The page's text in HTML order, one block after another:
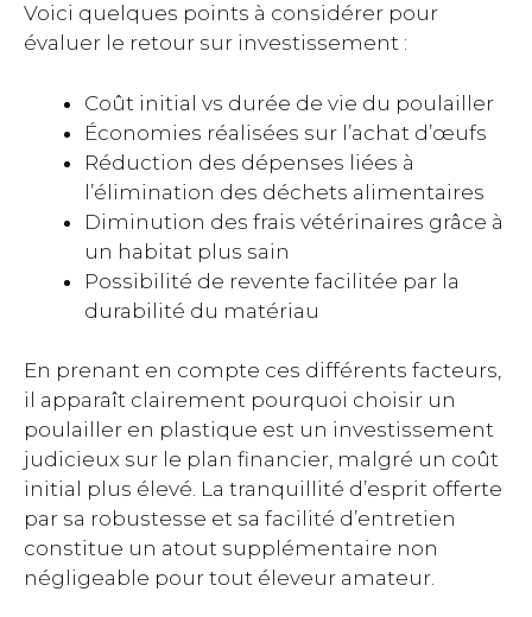
Voici quelques points à considérer pour
évaluer le retour sur investissement :
Coût initial vs durée de vie du poulailler
Économies réalisées sur l’achat d’œufs
Réduction des dépenses liées à
l’élimination des déchets alimentaires
Diminution des frais vétérinaires grâce à
un habitat plus sain
Possibilité de revente facilitée par la
durabilité du matériau
En prenant en compte ces différents facteurs,
il apparaît clairement pourquoi choisir un
poulailler en plastique est un investissement
judicieux sur le plan financier, malgré un coût
initial plus élevé. La tranquillité d’esprit offerte
par sa robustesse et sa facilité d’entretien
constitue un atout supplémentaire non
négligeable pour tout éleveur amateur.